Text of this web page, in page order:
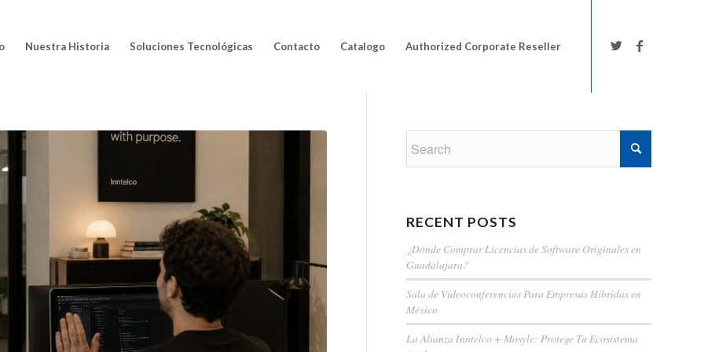
Nuestra Historia Soluciones Tecnológicas Contacto Catalogo Authorized Corporate Reseller
RECENT POSTS
¿Dónde Comprar Licencias de Software Originales en
Guadalajara?
Sala de Videoconferencias Para Empresas Híbridas en
México
La Alianza Inntelco + Mosyle: Protege Tu Ecosistema